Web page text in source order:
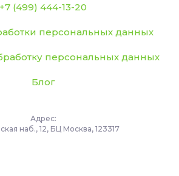
+7 (499) 444-13-20
персональных данных
персональных данных
Блог
Адрес:
наб., 12, БЦ Москва, 123317